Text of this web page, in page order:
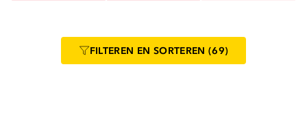
FILTEREN EN SORTEREN (69)